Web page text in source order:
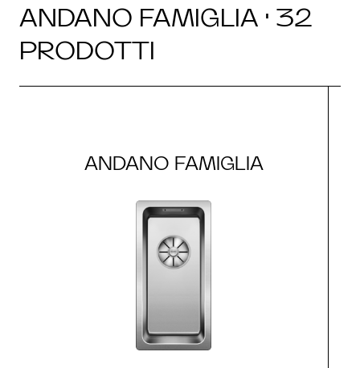
ANDANO FAMIGLIA · 32
PRODOTTI
ANDANO FAMIGLIA